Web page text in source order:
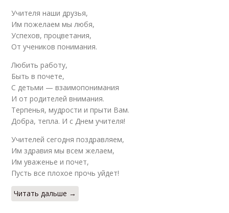
Учителя наши друзья,
Им пожелаем мы любя,
Успехов, процветания,
От учеников понимания.
Любить работу,
Быть в почете,
С детьми — взаимопонимания
И от родителей внимания.
Терпенья, мудрости и прыти Вам.
Добра, тепла. И с Днем учителя!
Учителей сегодня поздравляем,
Им здравия мы всем желаем,
Им уваженье и почет,
Пусть все плохое прочь уйдет!
Читать дальше →